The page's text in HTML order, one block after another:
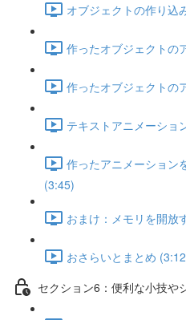
オブジェクトの作り込
作ったオブジェクトの
作ったオブジェクトの
テキストアニメーショ
作ったアニメーション
(3:45)
おまけ：メモリを開放
おさらいとまとめ
セクション6：便利な小技や